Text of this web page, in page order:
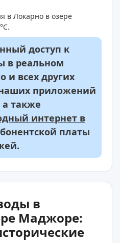
в Локарно в озере
доступ к
в реальном
и всех других
приложений
а также
интернет в
платы
в
Маджоре: